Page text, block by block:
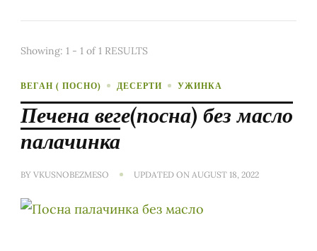
Showing: 1 - 1 of 1 RESULTS
ВЕГАН ( ПОСНО) ДЕСЕРТИ УЖИНКА
Печена веге(посна) без масло
палачинка
BY VKUSNOBEZMESO UPDATED ON AUGUST 18, 2022